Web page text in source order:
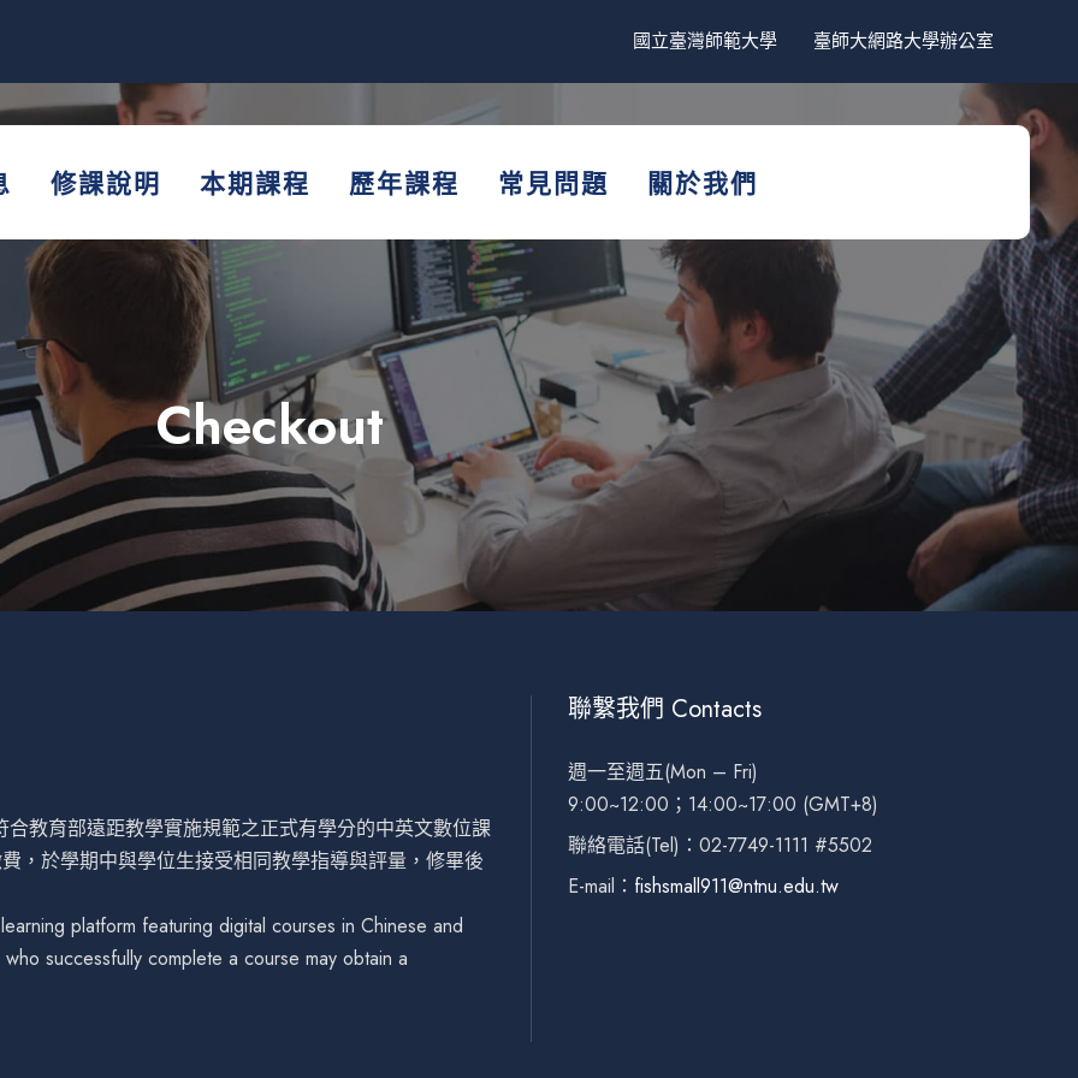
國立臺灣師範大學 臺師大網路大學辦公室
修課說明 本期課程 歷年課程 常見問題 關於我們
Checkout
教育部遠距教學實施規範之正式有學分的中英文數位課
，於學期中與學位生接受相同教學指導與評量，修畢後
platform featuring digital courses in Chinese and
successfully complete a course may obtain a
聯繫我們 Contacts
週一至週五(Mon – Fri)
9:00~12:00；14:00~17:00 (GMT+8)
聯絡電話(Tel)：02-7749-1111 #5502
E-mail： fishsmall911@ntnu.edu.tw